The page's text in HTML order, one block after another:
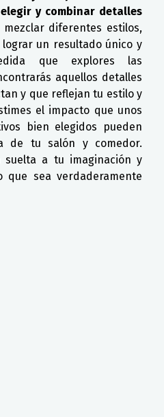
y combinar detalles
mezclar diferentes estilos,
un resultado único y
que explores las
aquellos detalles
y que reflejan tu estilo y
el impacto que unos
bien elegidos pueden
de tu salón y comedor.
suelta a tu imaginación y
sea verdaderamente